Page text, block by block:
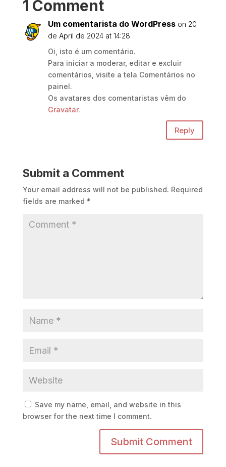
1 Comment
Um comentarista do WordPress on 20
de April de 2024 at 14:28
Oi, isto é um comentário.
Para iniciar a moderar, editar e excluir
comentários, visite a tela Comentários no
painel.
Os avatares dos comentaristas vêm do
Gravatar.
Reply
Submit a Comment
Your email address will not be published. Required
fields are marked *
Save my name, email, and website in this
browser for the next time I comment.